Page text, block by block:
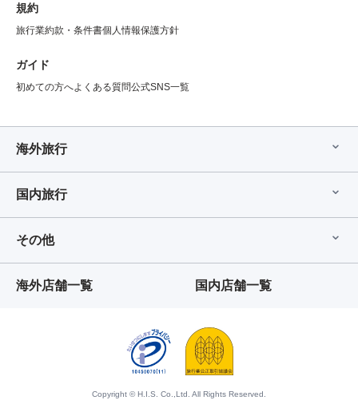
規約
旅行業約款・条件書個人情報保護方針
ガイド
初めての方へよくある質問公式SNS一覧
海外旅行
国内旅行
その他
海外店舗一覧 国内店舗一覧
Copyright © H.I.S. Co.,Ltd. All Rights Reserved.